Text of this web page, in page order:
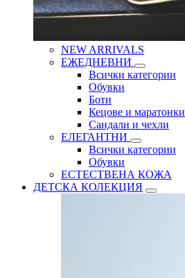
NEW ARRIVALS
ЕЖЕДНЕВНИ
Всички категории
Обувки
Боти
Кецове и маратонки
Сандали и чехли
ЕЛЕГАНТНИ
Всички категории
Обувки
ЕСТЕСТВЕНА КОЖА
ДЕТСКА КОЛЕКЦИЯ